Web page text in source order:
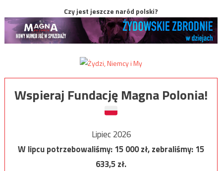
Czy jest jeszcze naród polski?
Wspieraj Fundację Magna Polonia!
Lipiec 2026
W lipcu potrzebowaliśmy:15 000zł, zebraliśmy:15
633,5zł.